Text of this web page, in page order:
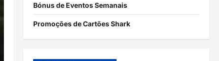
Bónus de Eventos Semanais
Promoções de Cartões Shark